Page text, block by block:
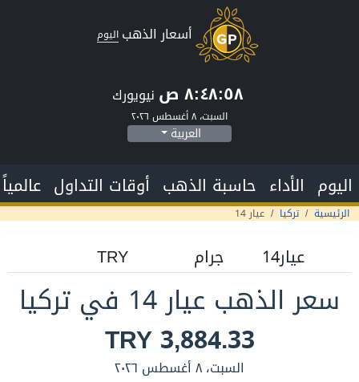
أسعار الذهب اليوم
٨:٤٨:٥٩ ص نيويورك
السبت، ٨ أغسطس ٢٠٢٦
العربية
اليوم الأداء حاسبة الذهب أوقات التداول عالمياً
الرئيسية تركيا عيار 14
سعر الذهب عيار 14 في تركيا
TRY 3,884.33
السبت، ٨ أغسطس ٢٠٢٦